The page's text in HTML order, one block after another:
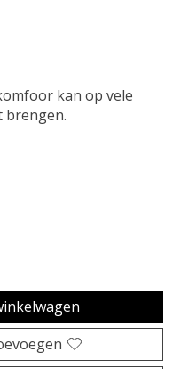
kan op vele
brengen.
is